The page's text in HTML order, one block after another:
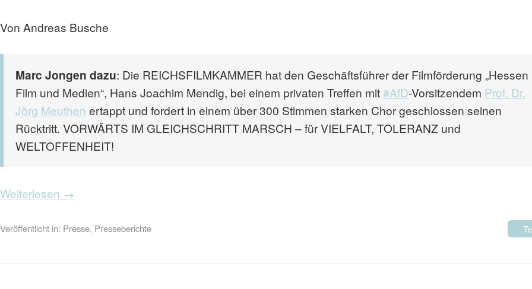
Von Andreas Busche
Marc Jongen dazu: Die REICHSFILMKAMMER hat den Geschäftsführer der Filmförderung „Hessen
Film und Medien“, Hans Joachim Mendig, bei einem privaten Treffen mit#AfD-Vorsitzendem Prof. Dr.
Jörg Meuthen ertappt und fordert in einem über 300 Stimmen starken Chor geschlossen seinen
Rücktritt. VORWÄRTS IM GLEICHSCHRITT MARSCH – für VIELFALT, TOLERANZ und
WELTOFFENHEIT!
Weiterlesen →
Veröffentlicht in: Presse, Presseberichte